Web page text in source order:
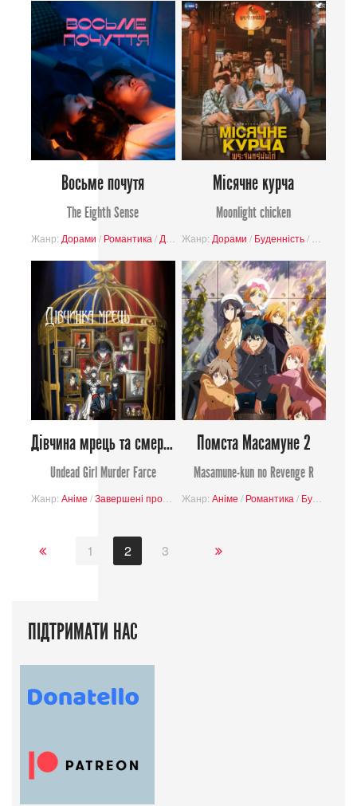
Восьме почутя
The Eighth Sense
Жанр: Дорами / Романтика / Драма /ЛҐБТ+
Місячне курча
Moonlight chicken
Жанр: Дорами / Буденність/
Дівчина мрець та смертельний фарс
Undead Girl Murder Farce
Жанр: Аніме /Завершені проєкти
Помста Масамуне 2
Masamune-kun no Revenge R
Жанр: Аніме / Романтика / Буденність
1 2 3
ПІДТРИМАТИ НАС